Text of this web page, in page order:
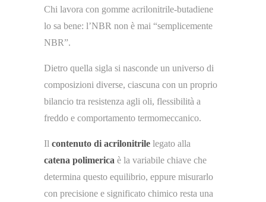
Chi lavora con gomme acrilonitrile-butadiene
lo sa bene: l’NBR non è mai “semplicemente
NBR”.
Dietro quella sigla si nasconde un universo di
composizioni diverse, ciascuna con un proprio
bilancio tra resistenza agli oli, flessibilità a
freddo e comportamento termomeccanico.
Il contenuto di acrilonitrile legato alla
catena polimerica è la variabile chiave che
determina questo equilibrio, eppure misurarlo
con precisione e significato chimico resta una